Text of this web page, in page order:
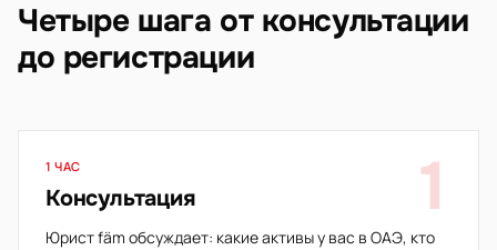
Четыре шага от консультации
до регистрации
1
1 ЧАС
Консультация
Юрист fäm обсуждает: какие активы у вас в ОАЭ, кто